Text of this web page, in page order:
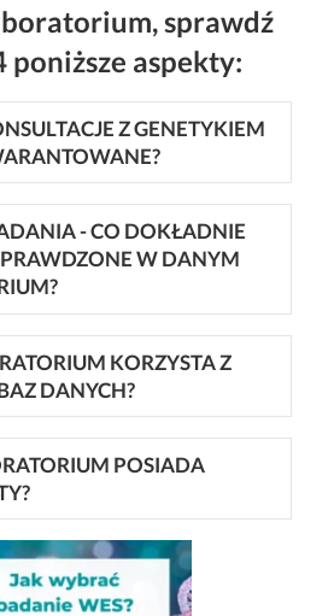
sprawdź
poniższe aspekty:
Z GENETYKIEM
- CO DOKŁADNIE
W DANYM
KORZYSTA Z
DANYCH?
POSIADA